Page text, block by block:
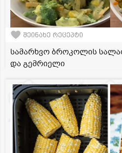
შეინახე რეცეპტი
სამარხვო ბროკოლის
და გემრიელი